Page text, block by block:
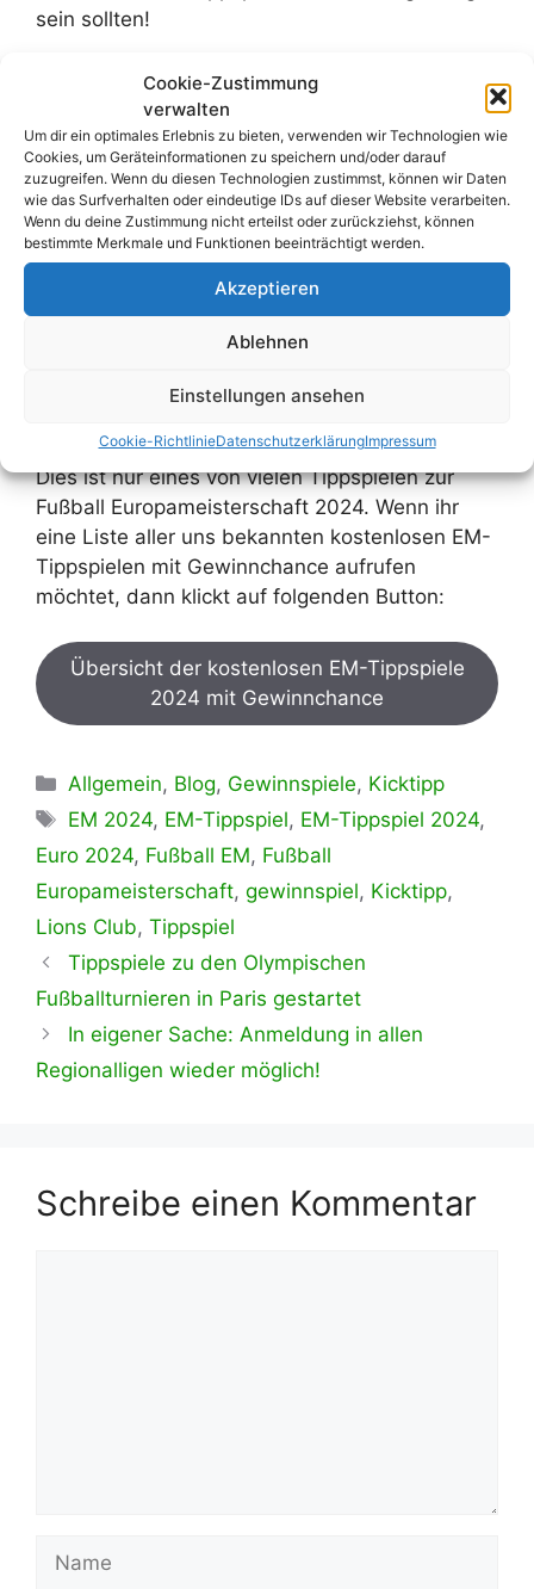
Cookie-Zustimmung
verwalten
Um dir ein optimales Erlebnis zu bieten, verwenden wir Technologien wie
Cookies, um Geräteinformationen zu speichern und/oder darauf
zuzugreifen. Wenn du diesen Technologien zustimmst, können wir Daten
wie das Surfverhalten oder eindeutige IDs auf dieser Website verarbeiten.
Wenn du deine Zustimmung nicht erteilst oder zurückziehst, können
bestimmte Merkmale und Funktionen beeinträchtigt werden.
Akzeptieren
Ablehnen
Einstellungen ansehen
Cookie-RichtlinieDatenschutzerklärungImpressum
sein sollten!
Teilnahme
Um mitspielen zu können, benötigt ihr einen
kostenlosen Account bei Kicktipp. Der Lions
Club hat ein Profipaket bei Kicktipp gebucht,
sodass das Teilnehmerlimit wahrscheinlich nicht
Die Anmeldung ist bis 14. Juni, also bis
Link zum Tippspiel
Dies ist nur eines von vielen Tippspielen zur
Fußball Europameisterschaft 2024. Wenn ihr
eine Liste aller uns bekannten kostenlosen EM-
Tippspielen mit Gewinnchance aufrufen
möchtet, dann klickt auf folgenden Button:
Übersicht der kostenlosen EM-Tippspiele
2024 mit Gewinnchance
Kategorien
Allgemein, Blog, Gewinnspiele, Kicktipp
Schlagwörter
EM 2024, EM-Tippspiel, EM-Tippspiel 2024,
Euro 2024, Fußball EM, Fußball
Europameisterschaft, gewinnspiel, Kicktipp,
Lions Club, Tippspiel
Tippspiele zu den Olympischen
Fußballturnieren in Paris gestartet
In eigener Sache: Anmeldung in allen
Regionalligen wieder möglich!
Schreibe einen Kommentar
Name